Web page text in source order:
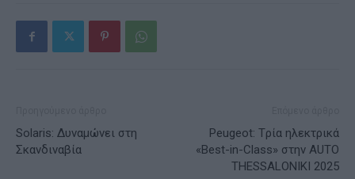
Solaris: Δυναμώνει στη
Σκανδιναβία
Peugeot: Tρία ηλεκτρικά
«Best-in-Class» στην AUTO
THESSALONIKI 2025